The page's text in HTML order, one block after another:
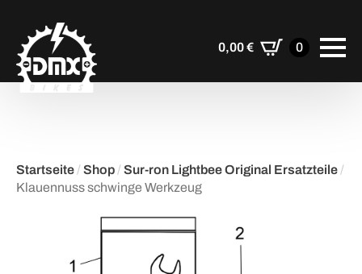
0,00€ 0
Startseite / Shop / Sur-ron Lightbee Original Ersatzteile /
Klauennuss schwinge Werkzeug